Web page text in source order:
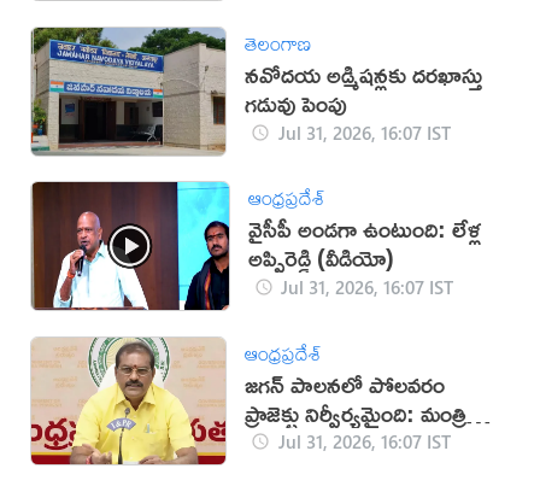
తెలంగాణ
నవోదయ అడ్మిషన్లకు దరఖాస్తు
గడువు పెంపు
Jul 31, 2026, 16:07 IST
ఆంధ్రప్రదేశ్
వైసీపీ అండగా ఉంటుంది: లేళ్ల
అప్పిరెడ్డి (వీడియో)
Jul 31, 2026, 16:07 IST
ఆంధ్రప్రదేశ్
జగన్‌ పాలనలో పోలవరం
ప్రాజెక్టు నిర్వీర్యమైంది: మంత్రి
నిమ్మలJul 31, 2026, 16:07 IST